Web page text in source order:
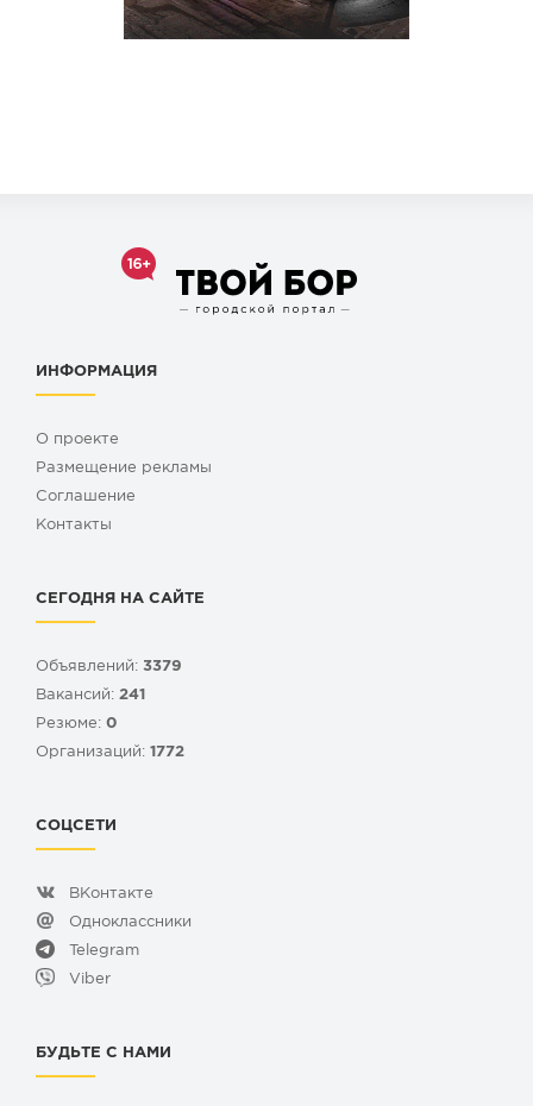
ИНФОРМАЦИЯ
О проекте
Размещение рекламы
Cоглашение
Контакты
СЕГОДНЯ НА САЙТЕ
Объявлений: 3379
Вакансий: 241
Резюме: 0
Организаций: 1772
СОЦСЕТИ
ВКонтакте
Одноклассники
Telegram
Viber
БУДЬТЕ С НАМИ